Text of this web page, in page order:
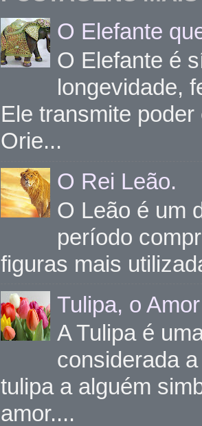
O Elefante
O Elefante é
longevidade,
Ele transmite
Orie...
O Rei Leão.
O Leão é um
período
figuras mais
Tulipa, o
A Tulipa é
considerada
tulipa a alguém
amor....